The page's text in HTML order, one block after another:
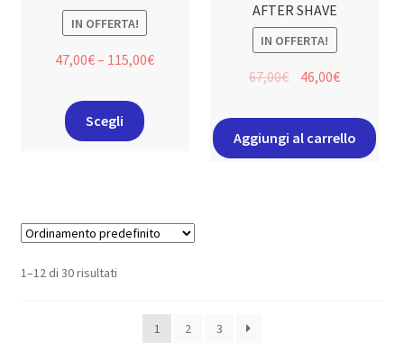
IN OFFERTA!
47,00€– 115,00€
Scegli
AFTER SHAVE
IN OFFERTA!
67,00€ 46,00€
Aggiungi al carrello
1–12 di 30 risultati
1 2 3